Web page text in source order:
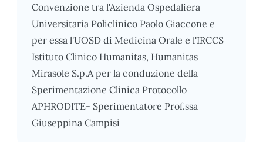
Convenzione tra l'Azienda Ospedaliera
Universitaria Policlinico Paolo Giaccone e
per essa l'UOSD di Medicina Orale e l'IRCCS
Istituto Clinico Humanitas, Humanitas
Mirasole S.p.A per la conduzione della
Sperimentazione Clinica Protocollo
APHRODITE- Sperimentatore Prof.ssa
Giuseppina Campisi